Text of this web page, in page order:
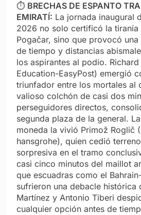
⏱️ BRECHAS DE ESPANTO
EMIRATÍ: La jornada inaugural
2026 no solo certificó la tiranía
Pogačar, sino que provocó una
de tiempo y distancias
los aspirantes al podio.
Education-EasyPost) emergió
triunfador entre los mortales al
valioso colchón de casi dos
perseguidores directos,
segunda plaza de la general.
moneda la vivió Primož Roglič
hansgrohe), quien cedió
sorpresiva en el tramo
casi cinco minutos del maillot
que escuadras como el
sufrieron una debacle histórica
Martínez y Antonio Tiberi
cualquier opción antes de